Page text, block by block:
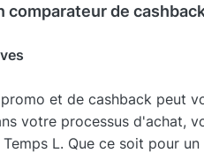
comparateur de
et de cashback peut
votre processus d'achat,
L. Que ce soit pour